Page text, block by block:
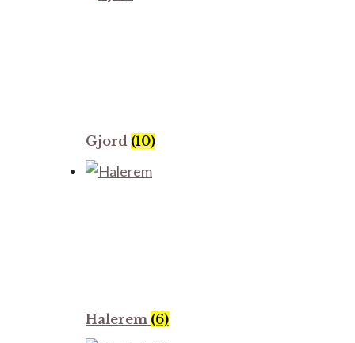
Gjord (10)
Halerem (6)